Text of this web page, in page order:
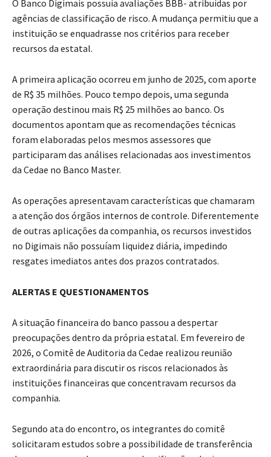
O Banco Digimais possuía avaliações BBB- atribuídas por
agências de classificação de risco. A mudança permitiu que a
instituição se enquadrasse nos critérios para receber
recursos da estatal.
A primeira aplicação ocorreu em junho de 2025, com aporte
de R$ 35 milhões. Pouco tempo depois, uma segunda
operação destinou mais R$ 25 milhões ao banco. Os
documentos apontam que as recomendações técnicas
foram elaboradas pelos mesmos assessores que
participaram das análises relacionadas aos investimentos
da Cedae no Banco Master.
As operações apresentavam características que chamaram
a atenção dos órgãos internos de controle. Diferentemente
de outras aplicações da companhia, os recursos investidos
no Digimais não possuíam liquidez diária, impedindo
resgates imediatos antes dos prazos contratados.
ALERTAS E QUESTIONAMENTOS
A situação financeira do banco passou a despertar
preocupações dentro da própria estatal. Em fevereiro de
2026, o Comitê de Auditoria da Cedae realizou reunião
extraordinária para discutir os riscos relacionados às
instituições financeiras que concentravam recursos da
companhia.
Segundo ata do encontro, os integrantes do comitê
solicitaram estudos sobre a possibilidade de transferência